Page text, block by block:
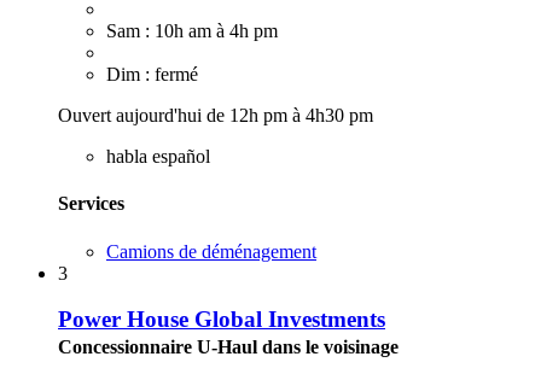
Sam : 10h am à 4h pm
Dim : fermé
Ouvert aujourd'hui de 12h pm à 4h30 pm
habla español
Services
Camions de déménagement
3
Power House Global Investments
Concessionnaire U-Haul dans le voisinage